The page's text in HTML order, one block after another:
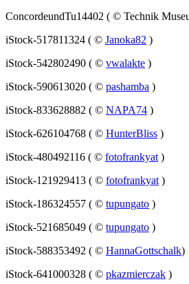
ConcordeundTu14402 ( © Technik
iStock-517811324 ( © Janoka82 )
iStock-542802490 ( © vwalakte )
iStock-590613020 ( © pashamba )
iStock-833628882 ( © NAPA74 )
iStock-626104768 ( © HunterBliss )
iStock-480492116 ( © fotofrankyat )
iStock-121929413 ( © fotofrankyat )
iStock-186324557 ( © tupungato )
iStock-521685049 ( © tupungato )
iStock-588353492 ( © HannaGottschalk)
iStock-641000328 ( © pkazmierczak )